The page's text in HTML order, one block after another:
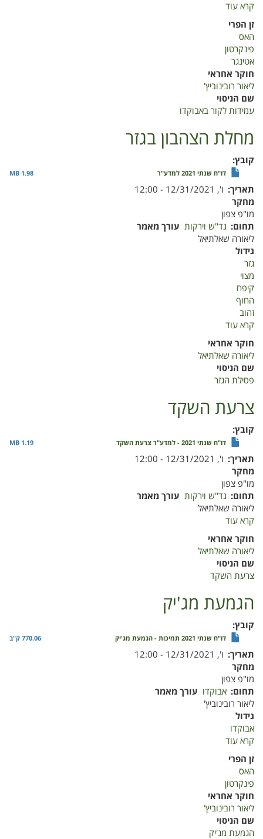
קרא עוד
זן הפרי
האס
פינקרטון
אטינגר
חוקר אחראי
ליאור רובינוביץ'
שם הניסוי
עמידות לקור באבוקדו
מחלת הצהבון בגזר
קובץ
דו"ח שנתי 2021 למדע"ר 1.98 MB
תאריך ו', 12/31/2021 - 12:00
מחקר
מו"פ צפון
תחום גד"ש וירקות עורך מאמר
ליאורה שאלתיאל
גידול
גזר
מצוי
קיפח
החוף
זהוב
קרא עוד
הצהבון
בגזר
חוקר אחראי
ליאורה שאלתיאל
שם הניסוי
פסילת הגזר
צרעת השקד
קובץ
דו"ח שנתי 2021 - למדע"ר צרעת השקד 1.19 MB
תאריך ו', 12/31/2021 - 12:00
מחקר
מו"פ צפון
תחום גד"ש וירקות עורך מאמר
ליאורה שאלתיאל
קרא עוד
השקד
חוקר אחראי
ליאורה שאלתיאל
שם הניסוי
צרעת השקד
הגמעת מג'יק
קובץ
דו"ח שנתי 2021 תמיכות - הגמעת מג'יק 770.06 ק"ב
תאריך ו', 12/31/2021 - 12:00
מחקר
מו"פ צפון
תחום אבוקדו עורך מאמר
ליאור רובינוביץ'
גידול
אבוקדו
קרא עוד
זן הפרי
האס
פינקרטון
חוקר אחראי
ליאור רובינוביץ'
שם הניסוי
הגמעת מג'יק